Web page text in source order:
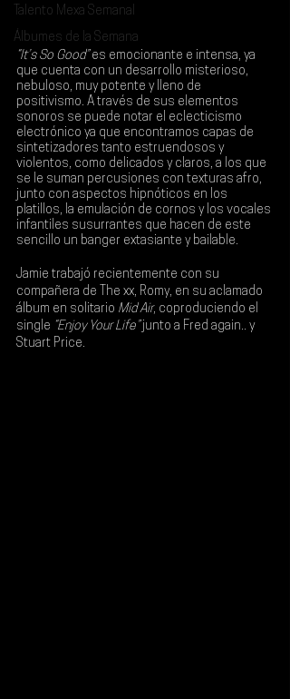
Talento Mexa Semanal
Álbumes de la Semana
“It’s So Good” es emocionante e intensa, ya
que cuenta con un desarrollo misterioso,
nebuloso, muy potente y lleno de
positivismo. A través de sus elementos
sonoros se puede notar el eclecticismo
electrónico ya que encontramos capas de
sintetizadores tanto estruendosos y
violentos, como delicados y claros, a los que
se le suman percusiones con texturas afro,
junto con aspectos hipnóticos en los
platillos, la emulación de cornos y los vocales
infantiles susurrantes que hacen de este
sencillo un banger extasiante y bailable.
Jamie trabajó recientemente con su
compañera de
The xx, Romy, en su aclamado
álbum en solitario Mid Air, coproduciendo el
single “Enjoy Your Life” junto a Fred again.. y
Stuart Price.